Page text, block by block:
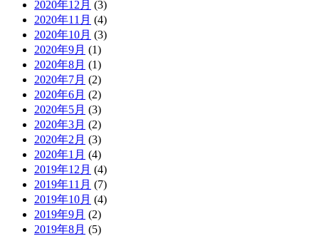
2020年12月 (3)
2020年11月 (4)
2020年10月 (3)
2020年9月 (1)
2020年8月 (1)
2020年7月 (2)
2020年6月 (2)
2020年5月 (3)
2020年3月 (2)
2020年2月 (3)
2020年1月 (4)
2019年12月 (4)
2019年11月 (7)
2019年10月 (4)
2019年9月 (2)
2019年8月 (5)